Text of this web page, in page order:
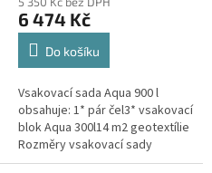
produktu
je
5,0
hvězdiček.
6 474 Kč
Do košíku
Vsakovací sada Aqua 900 l
obsahuje: 1* pár čel3* vsakovací
blok Aqua 300l14 m2 geotextílie
Rozměry vsakovací sady
360x80x52 cm Nesedí vám